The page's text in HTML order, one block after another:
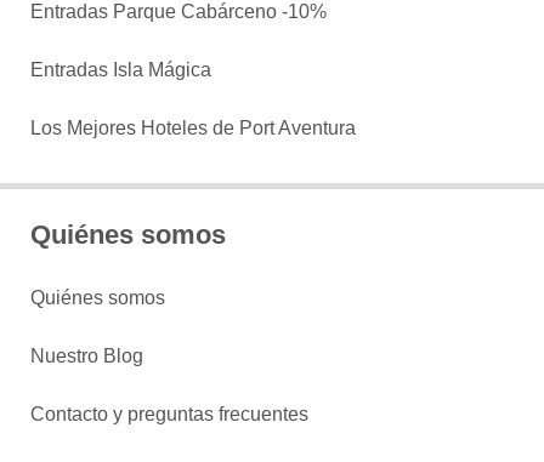
Entradas Parque Cabárceno -10%
Entradas Isla Mágica
Los Mejores Hoteles de Port Aventura
Quiénes somos
Quiénes somos
Nuestro Blog
Contacto y preguntas frecuentes